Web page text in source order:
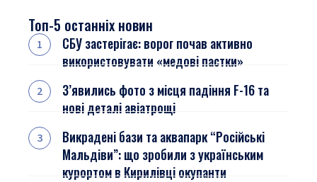
Топ-5 останніх новин
СБУ застерігає: ворог почав активно
використовувати «медові пастки»
З’явились фото з місця падіння F-16 та
нові деталі авіатрощі
Викрадені бази та аквапарк “Російські
Мальдіви”: що зробили з українським
курортом в Кирилівці окупанти